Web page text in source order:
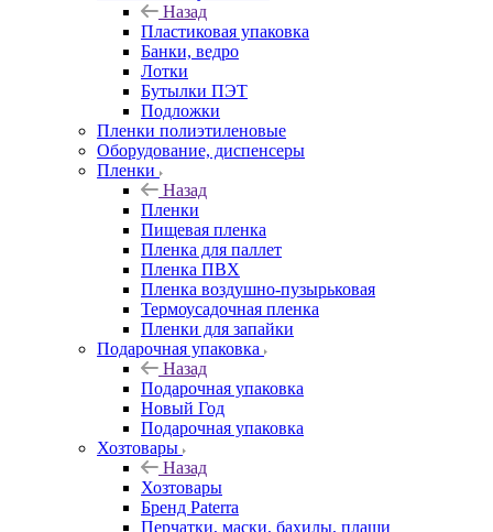
Назад
Пластиковая упаковка
Банки, ведро
Лотки
Бутылки ПЭТ
Подложки
Пленки полиэтиленовые
Оборудование, диспенсеры
Пленки
Назад
Пленки
Пищевая пленка
Пленка для паллет
Пленка ПВХ
Пленка воздушно-пузырьковая
Термоусадочная пленка
Пленки для запайки
Подарочная упаковка
Назад
Подарочная упаковка
Новый Год
Подарочная упаковка
Хозтовары
Назад
Хозтовары
Бренд Paterra
Перчатки, маски, бахилы, плащи